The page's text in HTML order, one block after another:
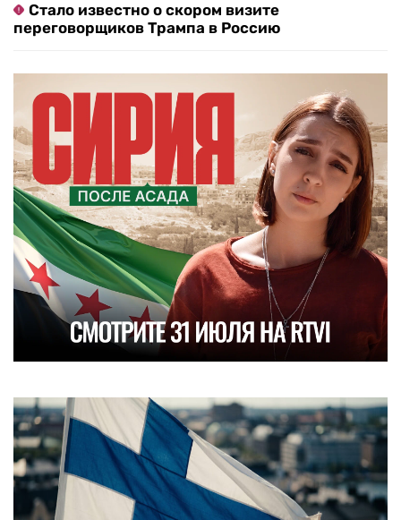
Стало известно о скором визите
переговорщиков Трампа в Россию